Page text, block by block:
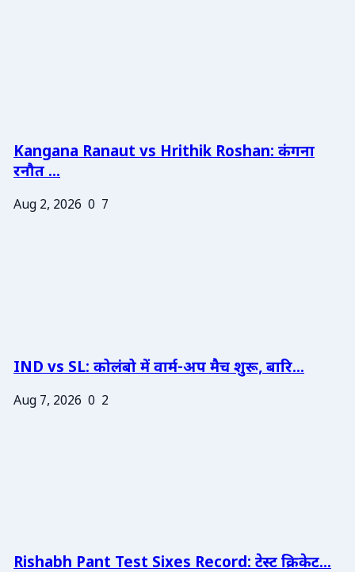
Kangana Ranaut vs Hrithik Roshan: कंगना
रनौत ...
Aug 2, 2026 0 7
IND vs SL: कोलंबो में वार्म-अप मैच शुरू, बारि...
Aug 7, 2026 0 2
Rishabh Pant Test Sixes Record: टेस्ट क्रिकेट...